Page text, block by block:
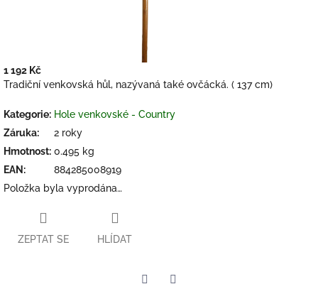
1 192 Kč
Měrná
Tradiční venkovská hůl, nazývaná také ovčácká. ( 137 cm)
Kategorie: Hole venkovské - Country
Záruka:
2 roky
Hmotnost: 0.495 kg
EAN :
884285008919
Položka byla vyprodána…
ZEPTAT SE HLÍDAT